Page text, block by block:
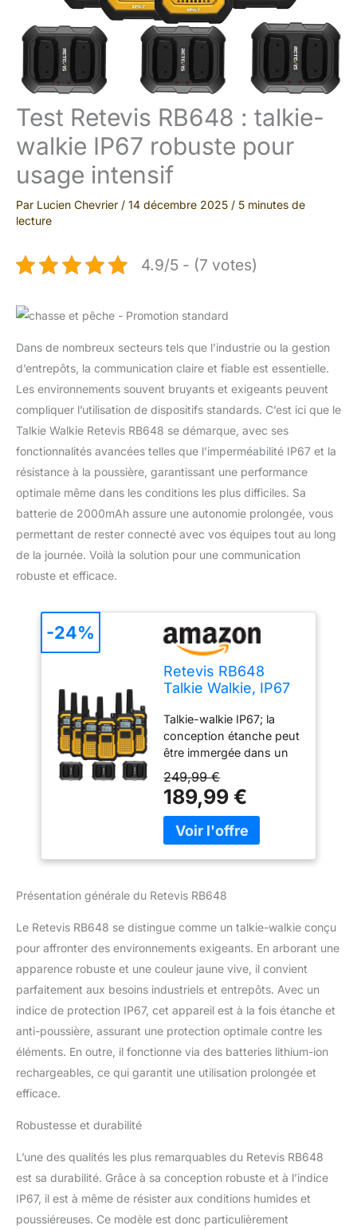
Test Retevis RB648 : talkie-
walkie IP67 robuste pour
usage intensif
Par Lucien Chevrier / 14 décembre 2025 / 5 minutes de
lecture
4.9/5 - (7 votes)
Dans de nombreux secteurs tels que l’industrie ou la gestion
d’entrepôts, la communication claire et fiable est essentielle.
Les environnements souvent bruyants et exigeants peuvent
compliquer l’utilisation de dispositifs standards. C’est ici que le
Talkie Walkie Retevis RB648 se démarque, avec ses
fonctionnalités avancées telles que l’imperméabilité IP67 et la
résistance à la poussière, garantissant une performance
optimale même dans les conditions les plus difficiles. Sa
batterie de 2000mAh assure une autonomie prolongée, vous
permettant de rester connecté avec vos équipes tout au long
de la journée. Voilà la solution pour une communication
robuste et efficace.
Retevis RB648
Talkie Walkie, IP67
Bidirectionnelle
Imperméable, Anti-
poussière, Usage
Intensif, 2000mAh,
PMR446, Triple
Preuve Avancée
Talkie-Walkie pour
Entrepôt, Industrie
(6 Pcs, Jaune)
Talkie-walkie IP67; la
conception étanche peut
être immergée dans un
mètre d'eau profonde
pendant 30 minutes;
résister aux conditions
difficiles d'un chantier de
construction; ce qui
la poussière IP67 a été
inspectée par des
conforme au test
d'étanchéité de 8 heures
sur tout le pourtour et
est entièrement protégée
contre la poussière
dense de 0,1μm Talkies-
walkies robustes et
solides; matériau en
résiste à l'utilisation
quotidienne et aux abus
Talkie walkie
rechargeable avec
batterie lithium-ion de
249,99 €
189,99 €
-24%
Présentation générale du Retevis RB648
Le Retevis RB648 se distingue comme un talkie-walkie conçu
pour affronter des environnements exigeants. En arborant une
apparence robuste et une couleur jaune vive, il convient
parfaitement aux besoins industriels et entrepôts. Avec un
indice de protection IP67, cet appareil est à la fois étanche et
anti-poussière, assurant une protection optimale contre les
éléments. En outre, il fonctionne via des batteries lithium-ion
rechargeables, ce qui garantit une utilisation prolongée et
efficace.
Robustesse et durabilité
L’une des qualités les plus remarquables du Retevis RB648
est sa durabilité. Grâce à sa conception robuste et à l’indice
IP67, il est à même de résister aux conditions humides et
poussiéreuses. Ce modèle est donc particulièrement